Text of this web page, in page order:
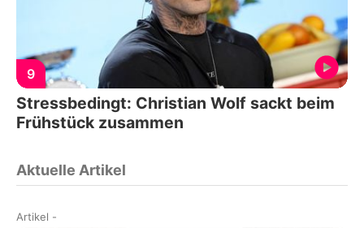
9
Stressbedingt: Christian Wolf sackt beim
Frühstück zusammen
Aktuelle Artikel
Artikel -